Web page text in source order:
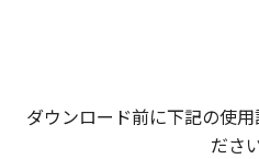
ダウンロード前に下記の使
ださ